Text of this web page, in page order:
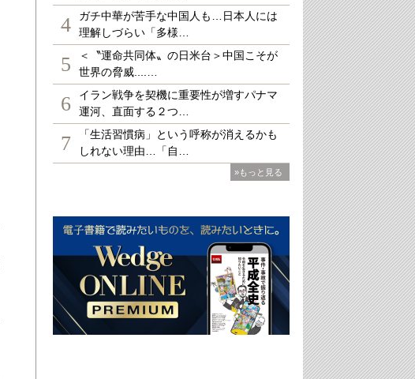
4
ガチ中華が苦手な中国人も…日本人には
理解しづらい「多様…
5
＜〝運命共同体〟の日米台＞中国こそが
世界の脅威....…
6
イラン戦争を契機に重要性が増すパナマ
運河、直面する２つ…
7
「生活習慣病」という呼称が消えるかも
しれない理由…「自…
»もっと見る